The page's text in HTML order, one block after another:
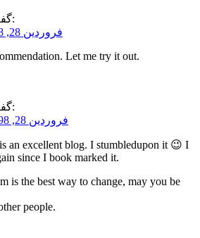
گفت:
فروردین 28, 1398 در 4:02 ب.ظ
Let me try it out.
گفت:
فروردین 28, 1398 در 11:23 ب.ظ
an excellent blog. I stumbledupon it 😉 I
since I book marked it.
is the best way to change, may you be
people.